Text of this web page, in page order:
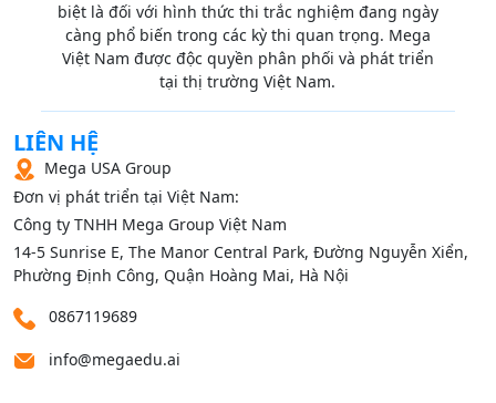
biệt là đối với hình thức thi trắc nghiệm đang ngày
càng phổ biến trong các kỳ thi quan trọng. Mega
Việt Nam được độc quyền phân phối và phát triển
tại thị trường Việt Nam.
LIÊN HỆ
Mega USA Group
Đơn vị phát triển tại Việt Nam:
Công ty TNHH Mega Group Việt Nam
14‑5 Sunrise E, The Manor Central Park, Đường Nguyễn Xiển,
Phường Định Công, Quận Hoàng Mai, Hà Nội
0867119689
info@megaedu.ai